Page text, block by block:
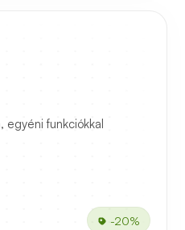
egyéni funkciókkal
-20%